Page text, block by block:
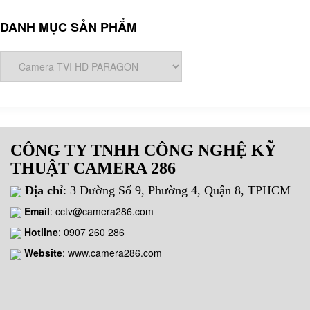
DANH MỤC SẢN PHẨM
CÔNG TY TNHH CÔNG NGHỆ KỸ
THUẬT CAMERA 286
Địa chỉ: 3 Đường Số 9, Phường 4, Quận 8, TPHCM
Email: cctv@camera286.com
Hotline: 0907 260 286
Website: www.camera286.com